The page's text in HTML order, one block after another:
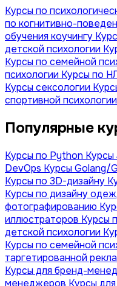
Курсы по
по когнитивно-
обучения коучингу
детской психологии
Курсы по семейной
психологии Курсы по
Курсы сексологии
спортивной психологии
Популярные
Курсы по Python Курсы
DevOps Курсы Golang/
Курсы по 3D-дизайну
Курсы по дизайну
фотографированию
иллюстраторов Курсы
детской психологии
Курсы по семейной
таргетированной
Курсы для бренд-
менеджеров Курсы